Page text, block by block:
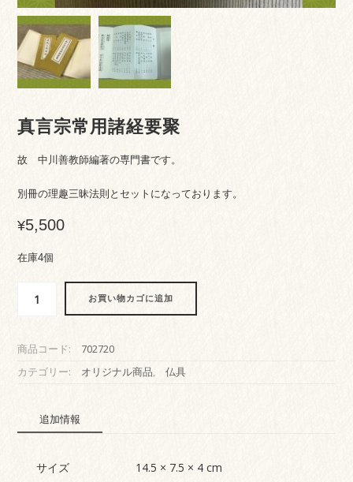
真言宗常用諸経要聚
故 中川善教師編著の専門書です。
別冊の理趣三昧法則とセットになっております。
¥5,500
在庫4個
用
諸
個
お買い物カゴに追加
商品コード:
702720
カテゴリー:
オリジナル商品, 仏具
追加情報
サイズ 14.5 × 7.5 × 4 cm